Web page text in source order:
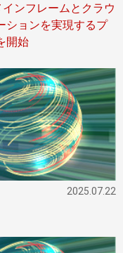
ンフレームとクラウ
ションを実現するプ
開始
2025.07.22